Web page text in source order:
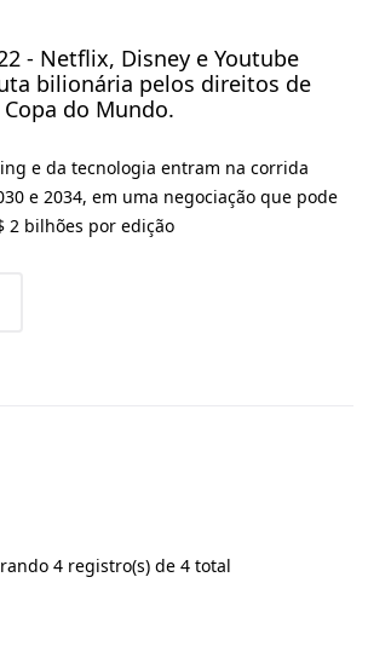
- Netflix, Disney e Youtube
bilionária pelos direitos de
do Mundo.
e da tecnologia entram na corrida
e 2034, em uma negociação que pode
2 bilhões por edição
4 registro(s) de 4 total